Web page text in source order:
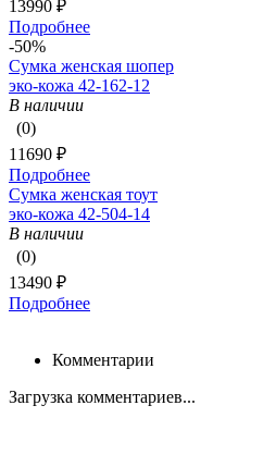
13990 ₽
Подробнее
-50%
Сумка женская шопер
эко-кожа 42-162-12
В наличии
(0)
11690 ₽
Подробнее
Сумка женская тоут
эко-кожа 42-504-14
В наличии
(0)
13490 ₽
Подробнее
Комментарии
Загрузка комментариев...